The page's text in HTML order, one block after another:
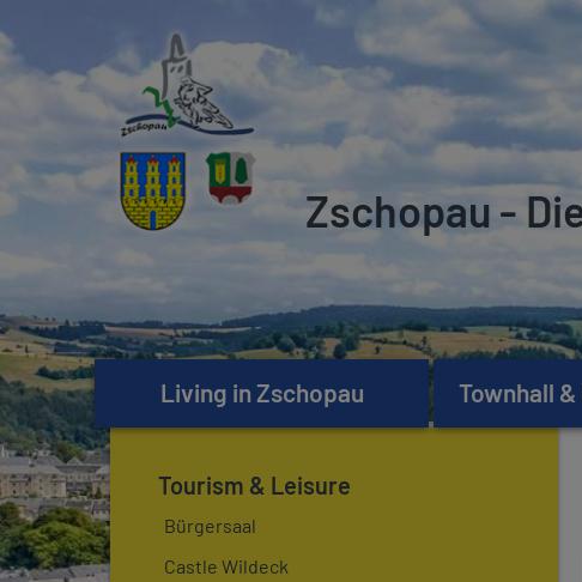
Zschopau -
Living in Zschopau Townhall
Tourism & Leisure
Bürgersaal
Castle Wildeck